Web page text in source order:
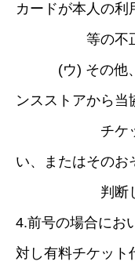
カードが本人の利
等の不正利
(ウ) その他、
ンスストアから当
チケット代
い、またはそのお
判断した
4.前号の場合にお
対し有料チケット